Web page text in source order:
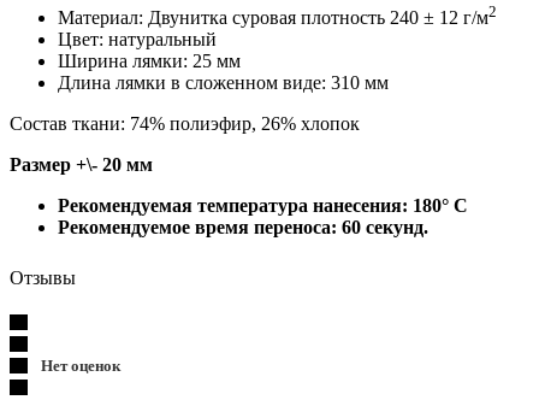
Материал: Двунитка суровая плотность 240 ± 12 г/м2
Цвет: натуральный
Ширина лямки: 25 мм
Длина лямки в сложенном виде: 310 мм
Cостав ткани: 74% полиэфир, 26% хлопок
Размер +\- 20 мм
Рекомендуемая температура нанесения: 180° С
Рекомендуемое время переноса: 60 секунд.
Отзывы
Нет оценок